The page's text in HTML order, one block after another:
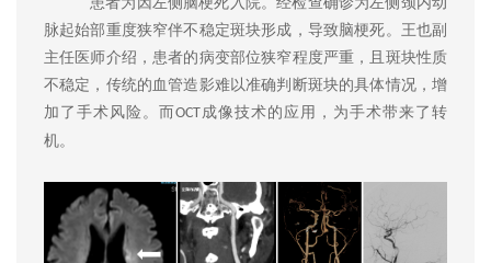
脉起始部重度狭窄伴不稳定斑块形成，导致脑梗死。王也副
主任医师介绍，患者的病变部位狭窄程度严重，且斑块性质
不稳定，传统的血管造影难以准确判断斑块的具体情况，增
加了手术风险。而OCT成像技术的应用，为手术带来了转
机。